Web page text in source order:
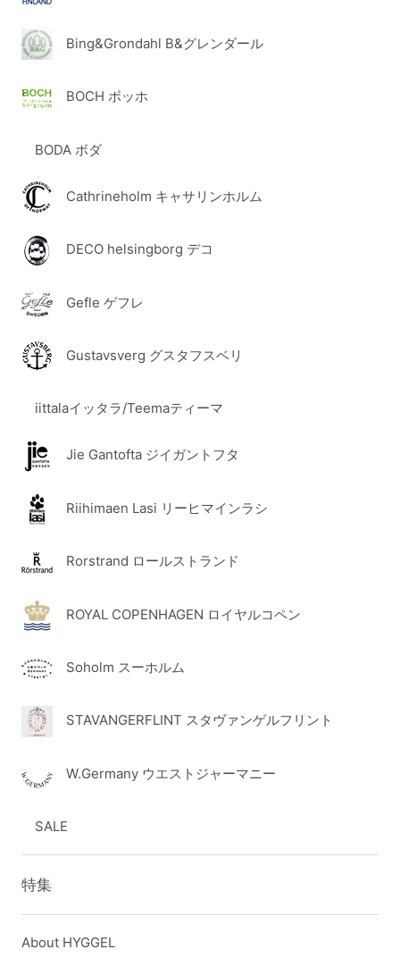
Bing&Grondahl B&グレンダール
BOCH ボッホ
BODA ボダ
Cathrineholm キャサリンホルム
DECO helsingborg デコ
Gefle ゲフレ
Gustavsverg グスタフスベリ
iittalaイッタラ/Teemaティーマ
Jie Gantofta ジイガントフタ
Riihimaen Lasi リーヒマインラシ
Rorstrand ロールストランド
ROYAL COPENHAGEN ロイヤルコペン
Soholm スーホルム
STAVANGERFLINT スタヴァンゲルフリント
W.Germany ウエストジャーマニー
SALE
特集
About HYGGEL